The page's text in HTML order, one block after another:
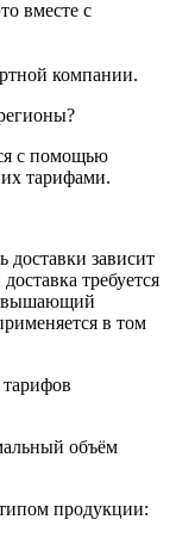
вместе с
компании.
с помощью
тарифами.
зависит
требуется
в том
объём
продукции: